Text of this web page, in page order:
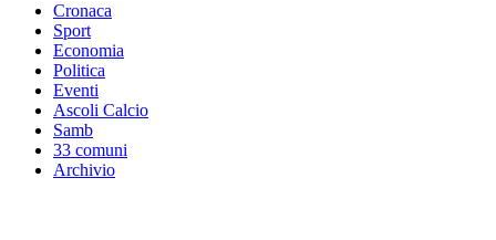
Cronaca
Sport
Economia
Politica
Eventi
Ascoli Calcio
Samb
33 comuni
Archivio